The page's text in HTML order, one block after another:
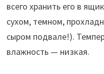
всего хранить его в
сухом, темном,
сыром подвале!).
влажность — низкая.